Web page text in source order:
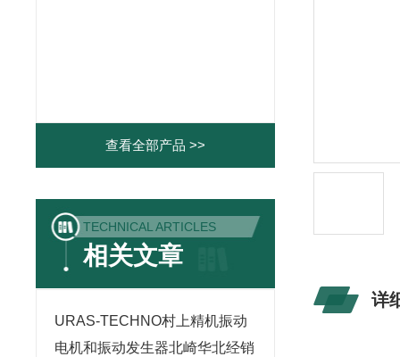
查看全部产品 >>
TECHNICAL ARTICLES
相关文章
URAS-TECHNO村上精机振动
电机和振动发生器北崎华北经销
详